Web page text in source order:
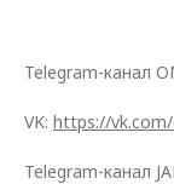
Telegram-канал
VK: https://
Telegram-канал